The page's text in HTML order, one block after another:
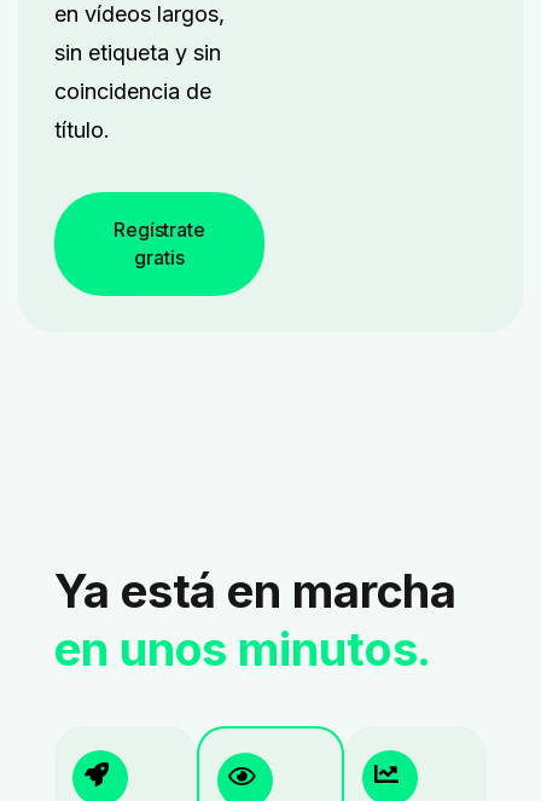
en vídeos largos,
sin etiqueta y sin
coincidencia de
título.
Regístrate
gratis
Ya está en marcha
en unos minutos.